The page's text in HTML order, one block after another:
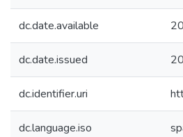
dc.date.available
dc.date.issued
dc.identifier.uri
dc.language.iso